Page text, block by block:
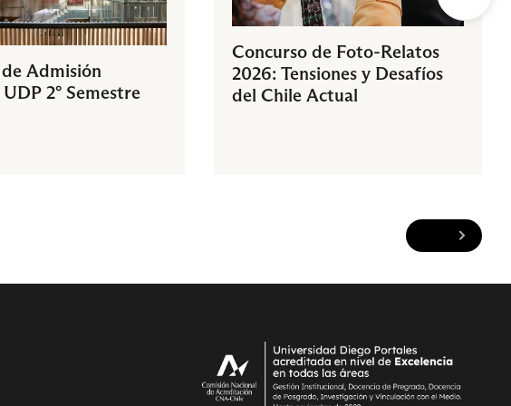
Admisión
2° Semestre
Concurso de Foto-Relatos
2026: Tensiones y Desafíos
del Chile Actual